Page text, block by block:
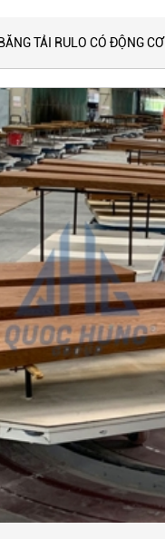
BĂNG TẢI RULO CÓ ĐỘNG CƠ